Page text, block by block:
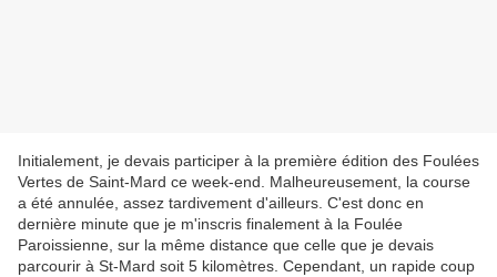
Initialement, je devais participer à la première édition des Foulées
Vertes de Saint-Mard ce week-end. Malheureusement, la course
a été annulée, assez tardivement d'ailleurs. C'est donc en
dernière minute que je m'inscris finalement à la Foulée
Paroissienne, sur la même distance que celle que je devais
parcourir à St-Mard soit 5 kilomètres. Cependant, un rapide coup